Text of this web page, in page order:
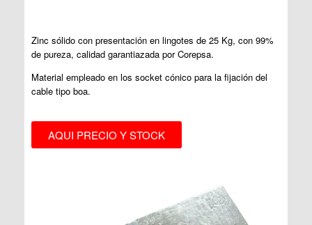
Zinc sólido con presentación en lingotes de 25 Kg, con 99%
de pureza, calidad garantiazada por Corepsa.
Material empleado en los socket cónico para la fijación del
cable tipo boa.
AQUI PRECIO Y STOCK